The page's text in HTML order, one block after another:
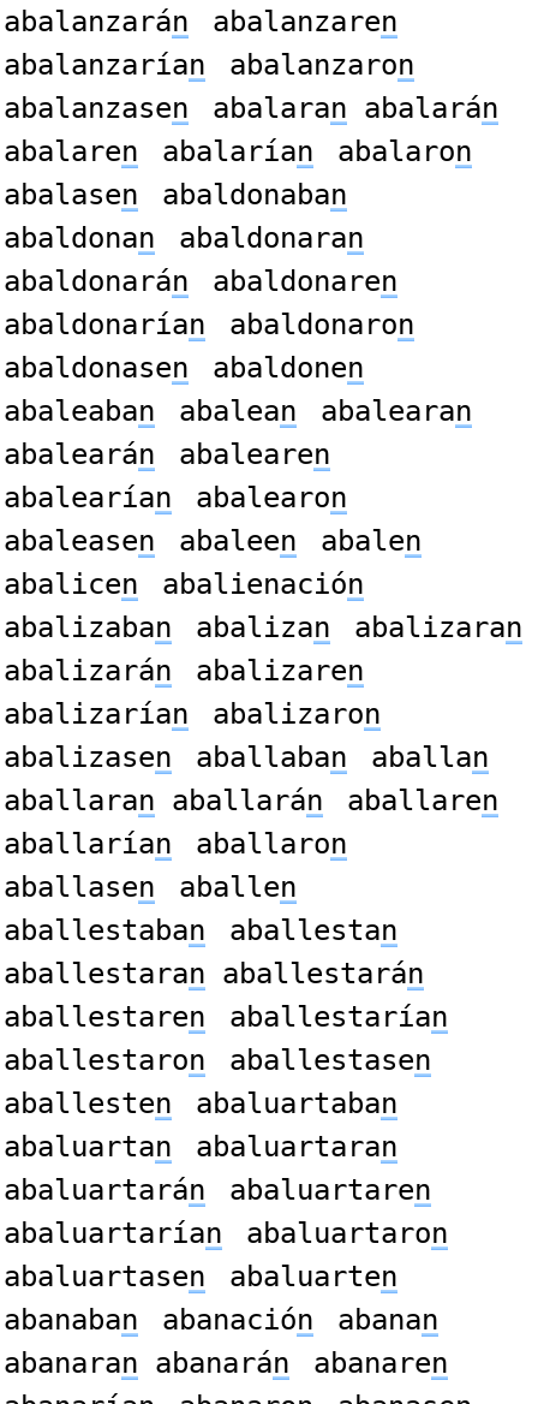
abalanzarán abalanzaren
abalanzarían abalanzaron
abalanzasen abalaran abalarán
abalaren abalarían abalaron
abalasen abaldonaban
abaldonan abaldonaran
abaldonarán abaldonaren
abaldonarían abaldonaron
abaldonasen abaldonen
abaleaban abalean abalearan
abalearán abalearen
abalearían abalearon
abaleasen abaleen abalen
abalicen abalienación
abalizaban abalizan abalizaran
abalizarán abalizaren
abalizarían abalizaron
abalizasen aballaban aballan
aballaran aballarán aballaren
aballarían aballaron
aballasen aballen
aballestaban aballestan
aballestaran aballestarán
aballestaren aballestarían
aballestaron aballestasen
aballesten abaluartaban
abaluartan abaluartaran
abaluartarán abaluartaren
abaluartarían abaluartaron
abaluartasen abaluarten
abanaban abanación abanan
abanaran abanarán abanaren